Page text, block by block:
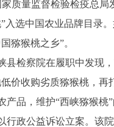
家质量监督检验检疫总
入选中国农业品牌目录
猕猴桃之乡”。
县检察院在履职中发现
价收购劣质猕猴桃，再
产品，维护“西峡猕猴桃
行政公益诉讼立案。该